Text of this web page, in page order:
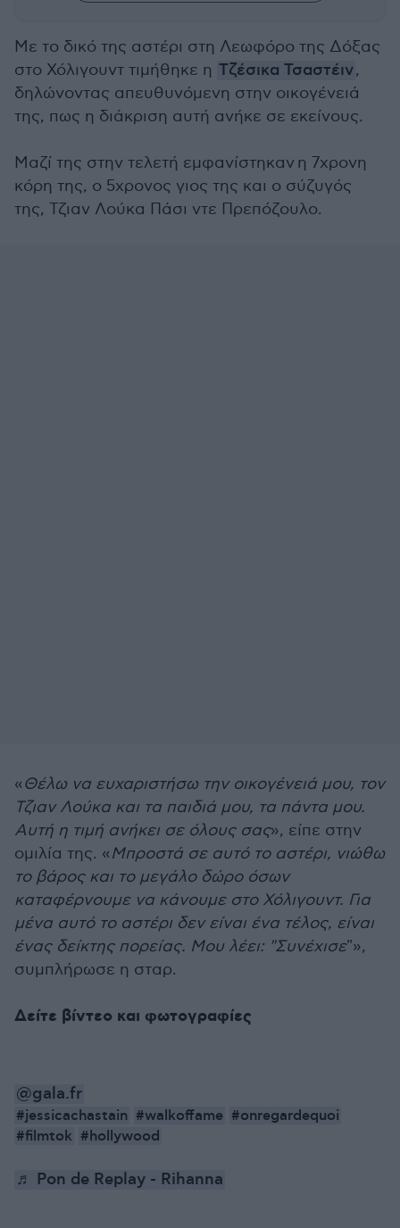
Με το δικό της αστέρι στη Λεωφόρο της Δόξας
στο Χόλιγουντ τιμήθηκε η Τζέσικα Τσαστέιν,
δηλώνοντας απευθυνόμενη στην οικογένειά
της, πως η διάκριση αυτή ανήκε σε εκείνους.
Μαζί της στην τελετή εμφανίστηκαν η 7χρονη
κόρη της, ο 5χρονος γιος της και ο σύζυγός
της, Τζιαν Λούκα Πάσι ντε Πρεπόζουλο.
«Θέλω να ευχαριστήσω την οικογένειά μου, τον
Τζιαν Λούκα και τα παιδιά μου, τα πάντα μου.
Αυτή η τιμή ανήκει σε όλους σας», είπε στην
ομιλία της. «Μπροστά σε αυτό το αστέρι, νιώθω
το βάρος και το μεγάλο δώρο όσων
καταφέρνουμε να κάνουμε στο Χόλιγουντ. Για
μένα αυτό το αστέρι δεν είναι ένα τέλος, είναι
ένας δείκτης πορείας. Moυ λέει: "Συνέχισε"»,
συμπλήρωσε η σταρ.
Δείτε βίντεο και φωτογραφίες
@gala.fr
#jessicachastain #walkoffame #onregardequoi
#filmtok #hollywood
♬ Pon de Replay - Rihanna